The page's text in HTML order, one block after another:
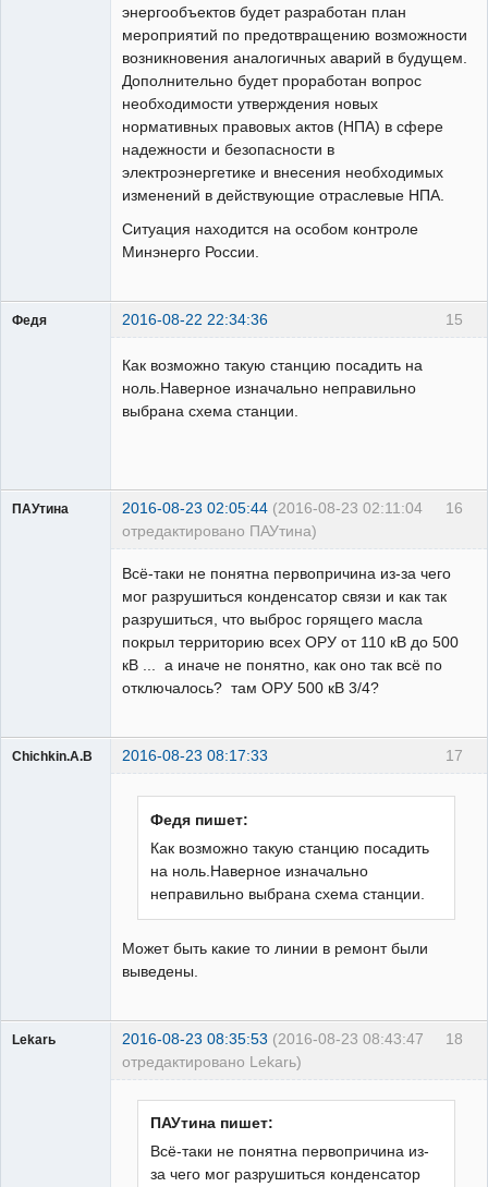
энергообъектов будет разработан план
мероприятий по предотвращению возможности
возникновения аналогичных аварий в будущем.
Дополнительно будет проработан вопрос
необходимости утверждения новых
нормативных правовых актов (НПА) в сфере
надежности и безопасности в
электроэнергетике и внесения необходимых
изменений в действующие отраслевые НПА.
Ситуация находится на особом контроле
Минэнерго России.
15
Федя 2016-08-22 22:34:36
Как возможно такую станцию посадить на
ноль.Наверное изначально неправильно
выбрана схема станции.
16
ПАУтина 2016-08-23 02:05:44 (2016-08-23 02:11:04
отредактировано ПАУтина)
Всё-таки не понятна первопричина из-за чего
мог разрушиться конденсатор связи и как так
разрушиться, что выброс горящего масла
покрыл территорию всех ОРУ от 110 кВ до 500
кВ ... а иначе не понятно, как оно так всё по
отключалось? там ОРУ 500 кВ 3/4?
17
Chichkin.A.B 2016-08-23 08:17:33
Федя пишет:
Как возможно такую станцию посадить
на ноль.Наверное изначально
неправильно выбрана схема станции.
Может быть какие то линии в ремонт были
выведены.
18
Lekarь 2016-08-23 08:35:53 (2016-08-23 08:43:47
отредактировано Lekarь)
ПАУтина пишет:
Всё-таки не понятна первопричина из-
за чего мог разрушиться конденсатор